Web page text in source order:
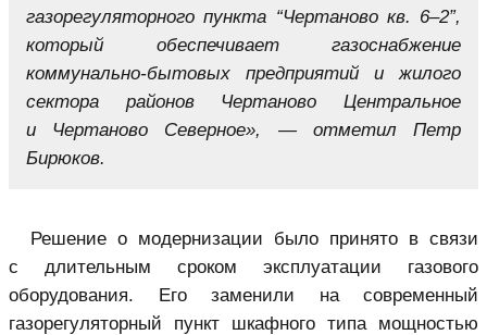
газорегуляторного пункта “Чертаново кв. 6–2”,
который обеспечивает газоснабжение
коммунально-бытовых предприятий и жилого
сектора районов Чертаново Центральное
и Чертаново Северное», — отметил Петр
Бирюков.
Решение о модернизации было принято в связи
с длительным сроком эксплуатации газового
оборудования. Его заменили на современный
газорегуляторный пункт шкафного типа мощностью